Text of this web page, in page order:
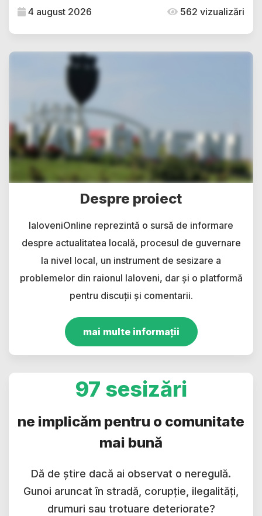
4 august 2026 562 vizualizări
Despre proiect
IaloveniOnline reprezintă o sursă de informare
despre actualitatea locală, procesul de guvernare
la nivel local, un instrument de sesizare a
problemelor din raionul Ialoveni, dar și o platformă
pentru discuții și comentarii.
mai multe informații
97 sesizări
ne implicăm pentru o comunitate
mai bună
Dă de știre dacă ai observat o neregulă.
Gunoi aruncat în stradă, corupție, ilegalități,
drumuri sau trotuare deteriorate?